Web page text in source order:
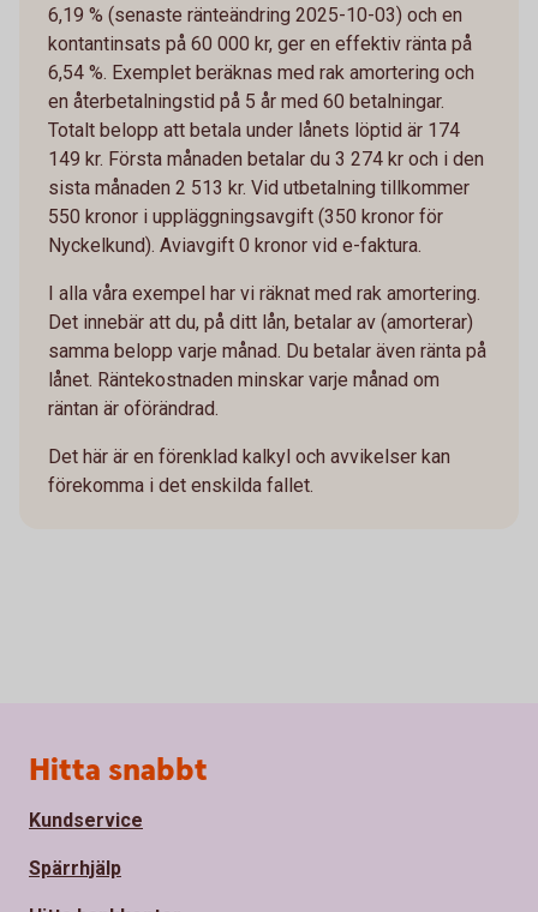
6,19 % (senaste ränteändring 2025-10-03) och en
kontantinsats på 60 000 kr, ger en effektiv ränta på
6,54 %. Exemplet beräknas med rak amortering och
en återbetalningstid på 5 år med 60 betalningar.
Totalt belopp att betala under lånets löptid är 174
149 kr. Första månaden betalar du 3 274 kr och i den
sista månaden 2 513 kr. Vid utbetalning tillkommer
550 kronor i uppläggningsavgift (350 kronor för
Nyckelkund). Aviavgift 0 kronor vid e-faktura.
I alla våra exempel har vi räknat med rak amortering.
Det innebär att du, på ditt lån, betalar av (amorterar)
samma belopp varje månad. Du betalar även ränta på
lånet. Räntekostnaden minskar varje månad om
räntan är oförändrad.
Det här är en förenklad kalkyl och avvikelser kan
förekomma i det enskilda fallet.
Sidfot
Hitta snabbt
Kundservice
Spärrhjälp